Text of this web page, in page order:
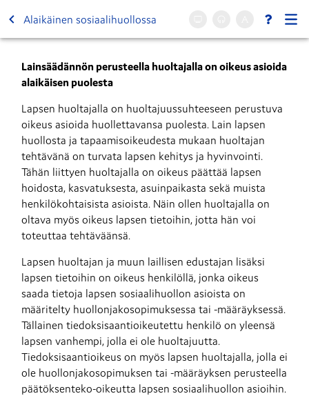
Alaikäinen sosiaalihuollossa
Lainsäädännön perusteella huoltajalla on oikeus asioida
alaikäisen puolesta
Lapsen huoltajalla on huoltajuussuhteeseen perustuva
oikeus asioida huollettavansa puolesta. Lain lapsen
huollosta ja tapaamisoikeudesta mukaan huoltajan
tehtävänä on turvata lapsen kehitys ja hyvinvointi.
Tähän liittyen huoltajalla on oikeus päättää lapsen
hoidosta, kasvatuksesta, asuinpaikasta sekä muista
henkilökohtaisista asioista. Näin ollen huoltajalla on
oltava myös oikeus lapsen tietoihin, jotta hän voi
toteuttaa tehtäväänsä.
Lapsen huoltajan ja muun laillisen edustajan lisäksi
lapsen tietoihin on oikeus henkilöllä, jonka oikeus
saada tietoja lapsen sosiaalihuollon asioista on
määritelty huollonjakosopimuksessa tai -määräyksessä.
Tällainen tiedoksisaantioikeutettu henkilö on yleensä
lapsen vanhempi, jolla ei ole huoltajuutta.
Tiedoksisaantioikeus on myös lapsen huoltajalla, jolla ei
ole huollonjakosopimuksen tai -määräyksen perusteella
päätöksenteko-oikeutta lapsen sosiaalihuollon asioihin.